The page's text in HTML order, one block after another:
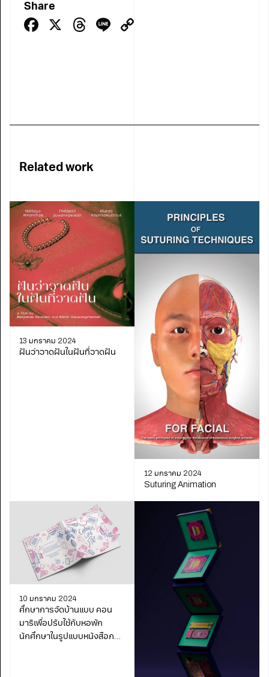
Share
Facebook
X Threads
Line
Related work
13 มกราคม 2024
ฝันว่าวาดฝันในฝันที่วาดฝัน
12 มกราคม 2024
Suturing Animation
10 มกราคม 2024
ศึกษาการจัดบ้านแบบ คอน
มาริเพื่อปรับใช้กับหอพัก
นักศึกษาในรูปแบบหนังสือภาพ